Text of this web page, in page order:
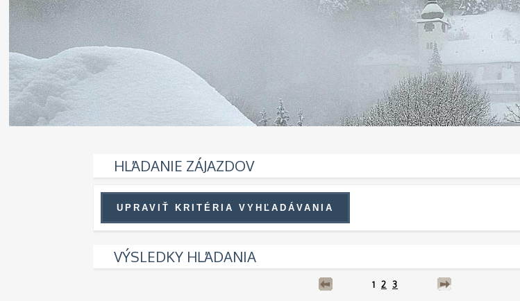
HĽADANIE ZÁJAZDOV
VÝSLEDKY HĽADANIA
1 2 3